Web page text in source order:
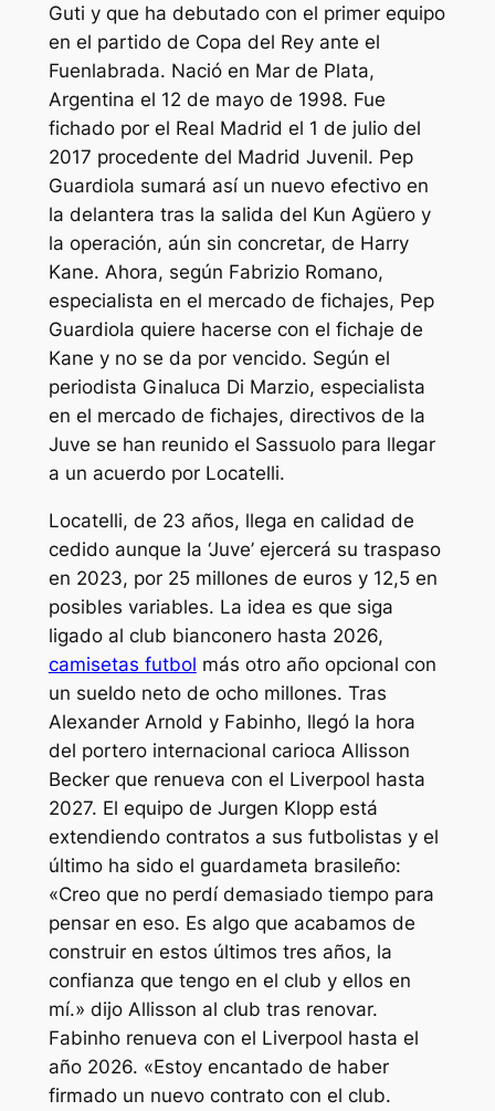
Guti y que ha debutado con el primer equipo
en el partido de Copa del Rey ante el
Fuenlabrada. Nació en Mar de Plata,
Argentina el 12 de mayo de 1998. Fue
fichado por el Real Madrid el 1 de julio del
2017 procedente del Madrid Juvenil. Pep
Guardiola sumará así un nuevo efectivo en
la delantera tras la salida del Kun Agüero y
la operación, aún sin concretar, de Harry
Kane. Ahora, según Fabrizio Romano,
especialista en el mercado de fichajes, Pep
Guardiola quiere hacerse con el fichaje de
Kane y no se da por vencido. Según el
periodista Ginaluca Di Marzio, especialista
en el mercado de fichajes, directivos de la
Juve se han reunido el Sassuolo para llegar
a un acuerdo por Locatelli.
Locatelli, de 23 años, llega en calidad de
cedido aunque la ‘Juve’ ejercerá su traspaso
en 2023, por 25 millones de euros y 12,5 en
posibles variables. La idea es que siga
ligado al club bianconero hasta 2026,
camisetas futbol más otro año opcional con
un sueldo neto de ocho millones. Tras
Alexander Arnold y Fabinho, llegó la hora
del portero internacional carioca Allisson
Becker que renueva con el Liverpool hasta
2027. El equipo de Jurgen Klopp está
extendiendo contratos a sus futbolistas y el
último ha sido el guardameta brasileño:
«Creo que no perdí demasiado tiempo para
pensar en eso. Es algo que acabamos de
construir en estos últimos tres años, la
confianza que tengo en el club y ellos en
mí.» dijo Allisson al club tras renovar.
Fabinho renueva con el Liverpool hasta el
año 2026. «Estoy encantado de haber
firmado un nuevo contrato con el club.